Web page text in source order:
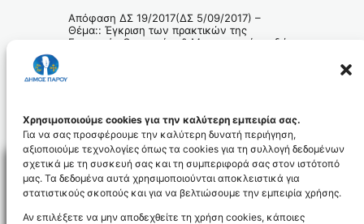
Χρησιμοποιούμε cookies για την καλύτερη εμπειρία σας.
Για να σας προσφέρουμε την καλύτερη δυνατή περιήγηση,
αξιοποιούμε τεχνολογίες όπως τα cookies για τη συλλογή δεδομένων
σχετικά με τη συσκευή σας και τη συμπεριφορά σας στον ιστότοπό
μας. Τα δεδομένα αυτά χρησιμοποιούνται αποκλειστικά για
στατιστικούς σκοπούς και για να βελτιώσουμε την εμπειρία χρήσης.
Αν επιλέξετε να μην αποδεχθείτε τη χρήση cookies, κάποιες
Απόφαση ΔΣ 19/2017(ΔΣ 5/09/2017) –
Θέμα:: Έγκριση των πρακτικών της
Επιτροπής Ονομασίας & Μετονομασίας οδών
291-2017_id5171